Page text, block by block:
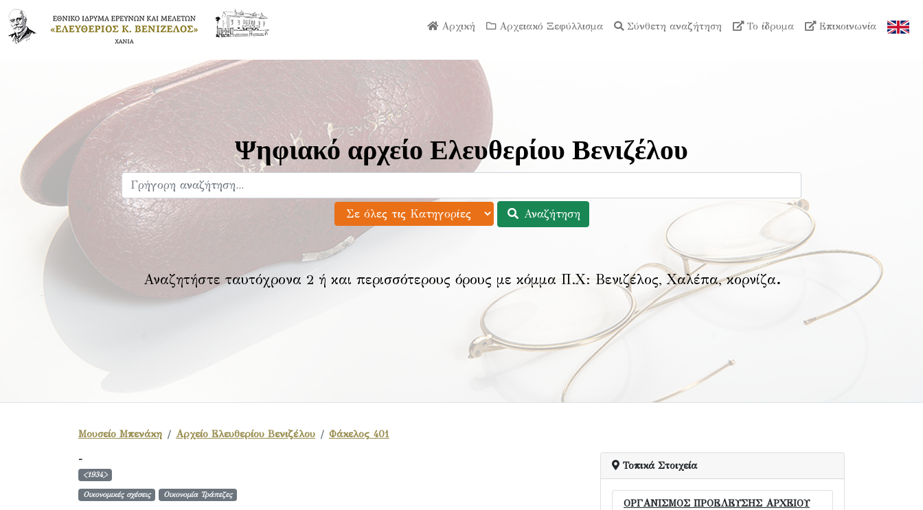
Αρχική Αρχειακό Ξεφύλλισμα Σύνθετη αναζήτηση Το ίδρυμα Επικοινωνία
Ψηφιακό αρχείο Ελευθερίου Βενιζέλου
Αναζήτηση
Αναζητήστε ταυτόχρονα 2 ή και περισσότερους όρους με κόμμα Π.Χ: Βενιζέλος, Χαλέπα, κορνίζα.
Μουσείο Μπενάκη Αρχείο Ελευθερίου Βενιζέλου Φάκελος 401
-
<1934>
Οικονομικές σχέσεις Οικονομία Τράπεζες
Τοπικά Στοιχεία
ΟΡΓΑΝΙΣΜΟΣ ΠΡΟΕΛΕΥΣΗΣ ΑΡΧΕΙΟΥ